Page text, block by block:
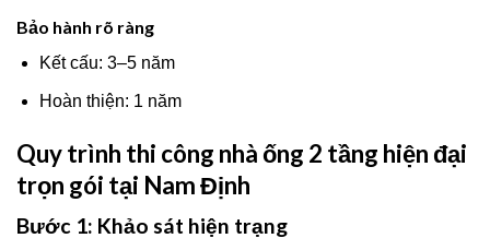
Bảo hành rõ ràng
Kết cấu: 3–5 năm
Hoàn thiện: 1 năm
Quy trình thi công nhà ống 2 tầng hiện đại
trọn gói tại Nam Định
Bước 1: Khảo sát hiện trạng